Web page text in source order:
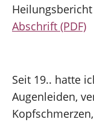
Heilungsbericht
Abschrift (PDF)
Seit 19.. hatte
Augenleiden,